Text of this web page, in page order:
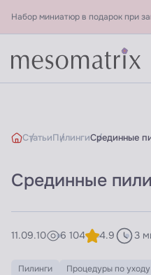
Набор миниатюр в подарок при
СтатьиПилингиСрединные
Срединные
11.09.10 6 104 4.9 3
Пилинги Процедуры по